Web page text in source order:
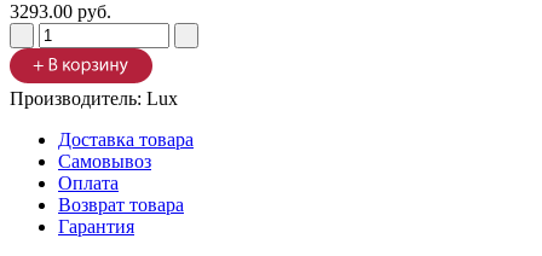
3293.00 руб.
Производитель: Lux
Доставка товара
Самовывоз
Оплата
Возврат товара
Гарантия